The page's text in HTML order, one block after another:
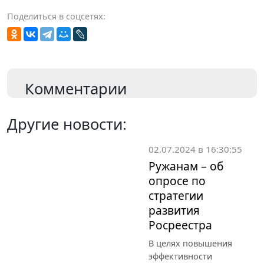
Поделиться в соцсетях:
Комментарии
Другие новости:
02.07.2024 в 16:30:55
Ружанам – об
опросе по
стратегии
развития
Росреестра
В целях повышения
эффективности